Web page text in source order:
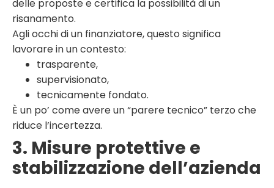
delle proposte e certifica la possibilità di un
risanamento.
Agli occhi di un finanziatore, questo significa
lavorare in un contesto:
trasparente,
supervisionato,
tecnicamente fondato.
È un po’ come avere un “parere tecnico” terzo che
riduce l’incertezza.
3. Misure protettive e
stabilizzazione dell’azienda